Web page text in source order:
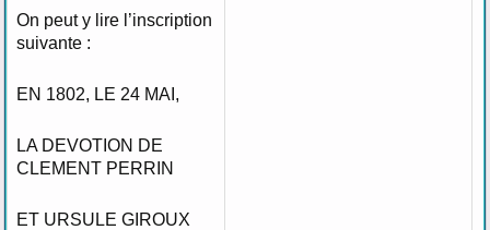
On peut y lire l’inscription
suivante :
EN 1802, LE 24 MAI,
LA DEVOTION DE
CLEMENT PERRIN
ET URSULE GIROUX